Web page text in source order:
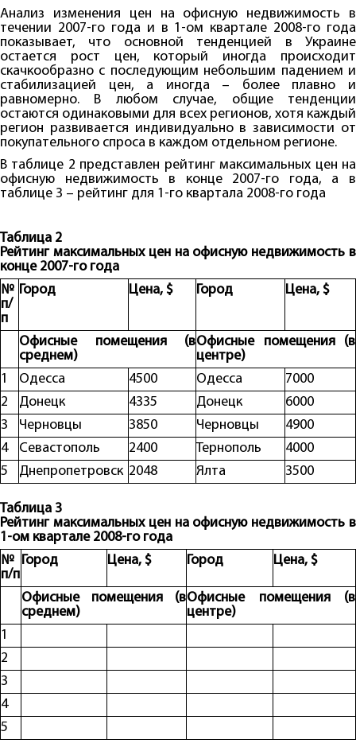
Анализ изменения цен на офисную недвижимость в
течении 2007-го года и в 1-ом квартале 2008-го года
показывает, что основной тенденцией в Украине
остается рост цен, который иногда происходит
скачкообразно с последующим небольшим падением и
стабилизацией цен, а иногда – более плавно и
равномерно. В любом случае, общие тенденции
остаются одинаковыми для всех регионов, хотя каждый
регион развивается индивидуально в зависимости от
покупательного спроса в каждом отдельном регионе.
В таблице 2 представлен рейтинг максимальных цен на
офисную недвижимость в конце 2007-го года, а в
таблице 3 – рейтинг для 1-го квартала 2008-го года
Таблица 2
Рейтинг максимальных цен на офисную недвижимость в
конце 2007-го года
№
п/
п
Город Цена, $ Город Цена, $
Офисные помещения (в
среднем)
Офисные помещения (в
центре)
1
Одесса 4500 Одесса
7000
2
Донецк 4335 Донецк
6000
3
Черновцы 3850 Черновцы
4900
4
Севастополь 2400 Тернополь
4000
5
Днепропетровск 2048 Ялта 3500
Таблица 3
Рейтинг максимальных цен на офисную недвижимость в
1-ом квартале 2008-го года
№
п/п
Город Цена, $ Город Цена, $
Офисные помещения (в
среднем)
Офисные помещения (в
центре)
1
2
3
4
5